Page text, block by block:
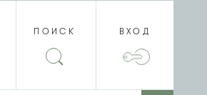
ПОИСК ВХОД